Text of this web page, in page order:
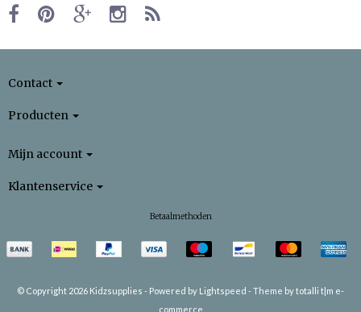
Contact
Producten
Mijn account
Klantenservice
Betaalmethoden
© Copyright 2026 Kidzsupplies - Powered by Lightspeed -Theme by totalli t|m e-
commerce